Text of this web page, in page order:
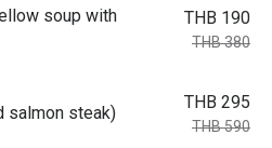
soup with
THB 190
THB 380
salmon steak)
THB 295
THB 590